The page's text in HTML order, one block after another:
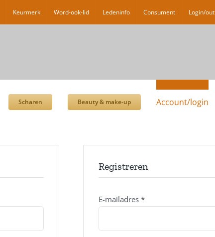
Keurmerk Word-ook-lid Ledeninfo Consument Login/out
Scharen Beauty & make-up Account/login
Registreren
E-mailadres *